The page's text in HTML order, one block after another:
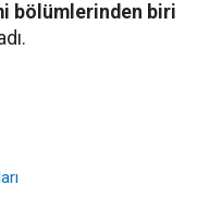
bölümlerinden biri